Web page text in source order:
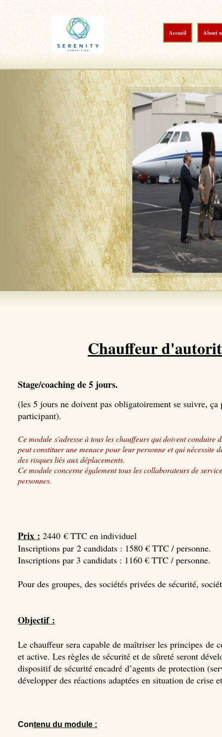
Accueil About
Chauffeur
Stage/coaching de 5 jours.
(les 5 jours ne doivent pas obligatoirement se suivre,
participant).
Ce module s'adresse à tous les chauffeurs qui doivent
peut constituer une menace pour leur personne et qui nécessite
des risques liés aux déplacements.
Ce module concerne également tous les collaborateurs de
personnes.
Prix : 2440 € TTC en individuel
Inscriptions par 2 candidats : 1580 € TTC / personne.
Inscriptions par 3 candidats : 1160 € TTC / personne.
Pour des groupes, des sociétés privées de sécurité,
Objectif :
Le chauffeur sera capable de maîtriser les principes de
et active. Les règles de sécurité et de sûreté seront
dispositif de sécurité encadré d’agents de protection
développer des réactions adaptées en situation de crise
Contenu du module :